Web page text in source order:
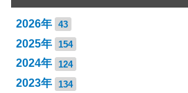
2026年 43
2025年 154
2024年 124
2023年 134